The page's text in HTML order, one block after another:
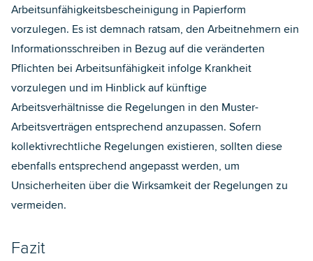
Arbeitsunfähigkeitsbescheinigung in Papierform
vorzulegen. Es ist demnach ratsam, den Arbeitnehmern ein
Informationsschreiben in Bezug auf die veränderten
Pflichten bei Arbeitsunfähigkeit infolge Krankheit
vorzulegen und im Hinblick auf künftige
Arbeitsverhältnisse die Regelungen in den Muster-
Arbeitsverträgen entsprechend anzupassen. Sofern
kollektivrechtliche Regelungen existieren, sollten diese
ebenfalls entsprechend angepasst werden, um
Unsicherheiten über die Wirksamkeit der Regelungen zu
vermeiden.
Fazit